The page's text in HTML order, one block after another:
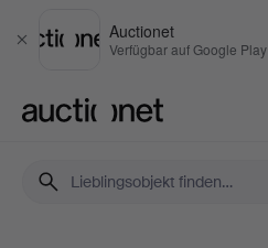
Schließen
Auctionet
Verfügbar auf Google Play